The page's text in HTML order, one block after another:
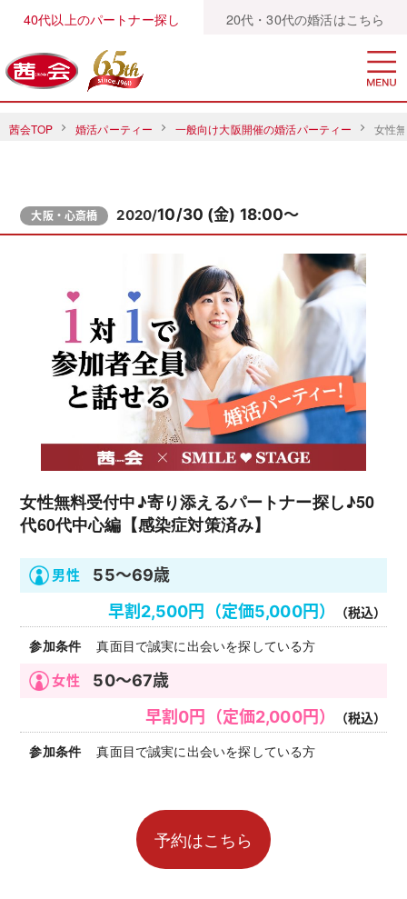
40代以上のパートナー探し 20代・30代の婚活はこちら
茜会TOP 婚活パーティー 一般向け大阪開催の婚活パーティー 女性
大阪・心斎橋 2020/10/30 (金) 18:00～
女性無料受付中♪寄り添えるパートナー探し♪50
代60代中心編【感染症対策済み】
55～69歳
早割2,500円（定価5,000円）
（税込）
真面目で誠実に出会いを探している方
50～67歳
早割0円（定価2,000円）
（税込）
真面目で誠実に出会いを探している方